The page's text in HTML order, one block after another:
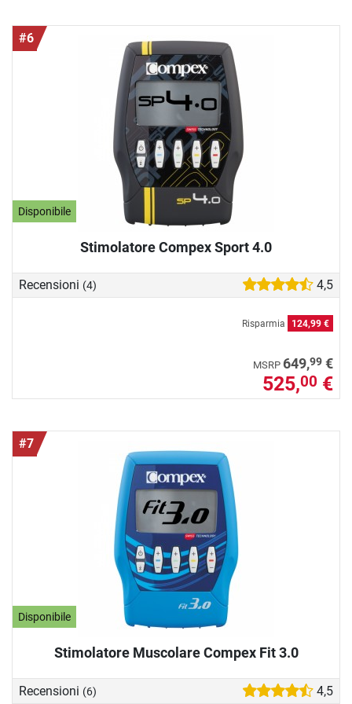
#6
Disponibile
Stimolatore Compex Sport 4.0
Recensioni (4) 4,5
Risparmia 124,99 €
MSRP 649,99 €
525,00 €
#7
Disponibile
Stimolatore Muscolare Compex Fit 3.0
Recensioni (6) 4,5